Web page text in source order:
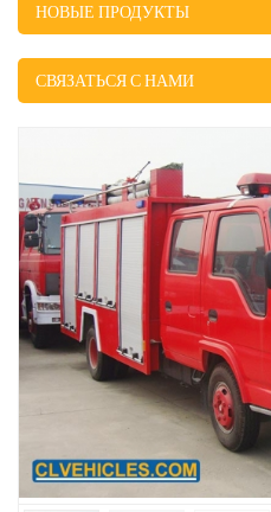
НОВЫЕ ПРОДУКТЫ
СВЯЗАТЬСЯ С НАМИ